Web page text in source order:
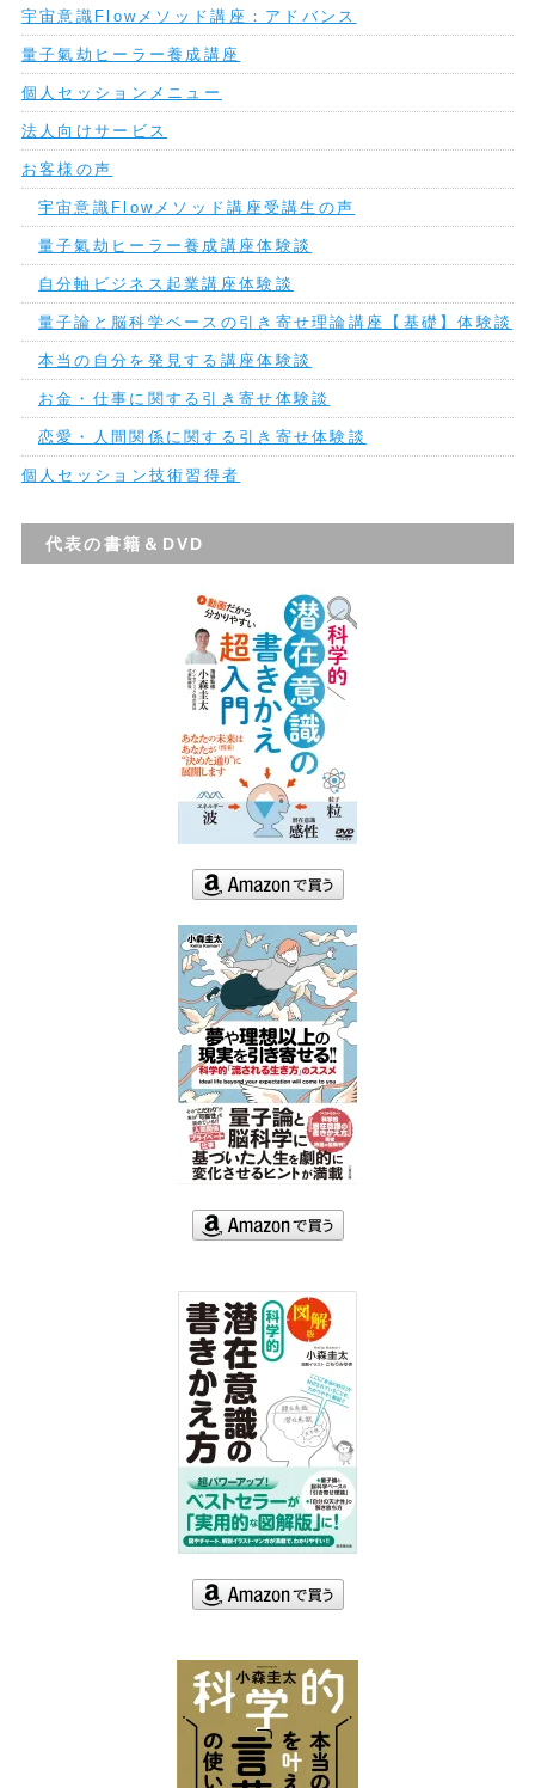
宇宙意識Flowメソッド講座：アドバンス
量子氣劫ヒーラー養成講座
個人セッションメニュー
法人向けサービス
お客様の声
宇宙意識Flowメソッド講座受講生の声
量子氣劫ヒーラー養成講座体験談
自分軸ビジネス起業講座体験談
量子論と脳科学ベースの引き寄せ理論講座【基礎】体験談
本当の自分を発見する講座体験談
お金・仕事に関する引き寄せ体験談
恋愛・人間関係に関する引き寄せ体験談
個人セッション技術習得者
代表の書籍＆DVD